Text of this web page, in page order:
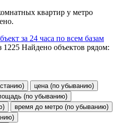
квартир у метро
за 24 часа по всем базам
1225 Найдено объектов рядом:
цена (по убыванию)
(по убыванию)
время до метро (по убыванию)